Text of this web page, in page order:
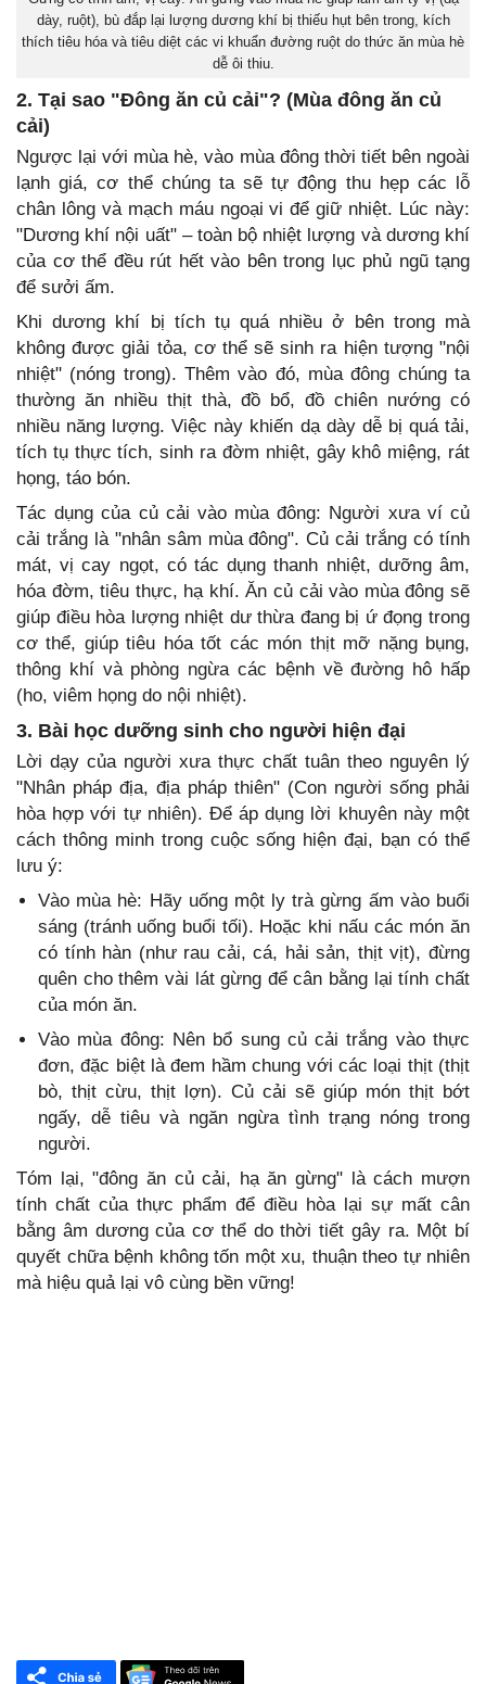
dày, ruột), bù đắp lại lượng dương khí bị thiếu hụt bên trong, kích
thích tiêu hóa và tiêu diệt các vi khuẩn đường ruột do thức ăn mùa hè
dễ ôi thiu.
2. Tại sao "Đông ăn củ cải"? (Mùa đông ăn củ
cải)
Ngược lại với mùa hè, vào mùa đông thời tiết bên ngoài
lạnh giá, cơ thể chúng ta sẽ tự động thu hẹp các lỗ
chân lông và mạch máu ngoại vi để giữ nhiệt. Lúc này:
"Dương khí nội uất" – toàn bộ nhiệt lượng và dương khí
của cơ thể đều rút hết vào bên trong lục phủ ngũ tạng
để sưởi ấm.
Khi dương khí bị tích tụ quá nhiều ở bên trong mà
không được giải tỏa, cơ thể sẽ sinh ra hiện tượng "nội
nhiệt" (nóng trong). Thêm vào đó, mùa đông chúng ta
thường ăn nhiều thịt thà, đồ bổ, đồ chiên nướng có
nhiều năng lượng. Việc này khiến dạ dày dễ bị quá tải,
tích tụ thực tích, sinh ra đờm nhiệt, gây khô miệng, rát
họng, táo bón.
Tác dụng của củ cải vào mùa đông: Người xưa ví củ
cải trắng là "nhân sâm mùa đông". Củ cải trắng có tính
mát, vị cay ngọt, có tác dụng thanh nhiệt, dưỡng âm,
hóa đờm, tiêu thực, hạ khí. Ăn củ cải vào mùa đông sẽ
giúp điều hòa lượng nhiệt dư thừa đang bị ứ đọng trong
cơ thể, giúp tiêu hóa tốt các món thịt mỡ nặng bụng,
thông khí và phòng ngừa các bệnh về đường hô hấp
(ho, viêm họng do nội nhiệt).
3. Bài học dưỡng sinh cho người hiện đại
Lời dạy của người xưa thực chất tuân theo nguyên lý
"Nhân pháp địa, địa pháp thiên" (Con người sống phải
hòa hợp với tự nhiên). Để áp dụng lời khuyên này một
cách thông minh trong cuộc sống hiện đại, bạn có thể
lưu ý:
Vào mùa hè: Hãy uống một ly trà gừng ấm vào buổi
sáng (tránh uống buổi tối). Hoặc khi nấu các món ăn
có tính hàn (như rau cải, cá, hải sản, thịt vịt), đừng
quên cho thêm vài lát gừng để cân bằng lại tính chất
của món ăn.
Vào mùa đông: Nên bổ sung củ cải trắng vào thực
đơn, đặc biệt là đem hầm chung với các loại thịt (thịt
bò, thịt cừu, thịt lợn). Củ cải sẽ giúp món thịt bớt
ngấy, dễ tiêu và ngăn ngừa tình trạng nóng trong
người.
Tóm lại, "đông ăn củ cải, hạ ăn gừng" là cách mượn
tính chất của thực phẩm để điều hòa lại sự mất cân
bằng âm dương của cơ thể do thời tiết gây ra. Một bí
quyết chữa bệnh không tốn một xu, thuận theo tự nhiên
mà hiệu quả lại vô cùng bền vững!